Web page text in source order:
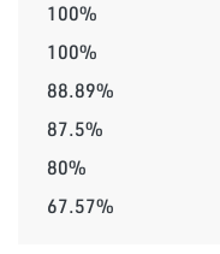
100%
100%
88.89%
87.5%
80%
67.57%